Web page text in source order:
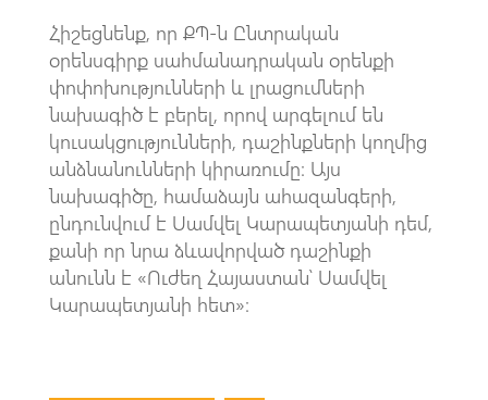
Հիշեցնենք, որ ՔՊ-ն Ընտրական
օրենսգիրք սահմանադրական օրենքի
փոփոխությունների և լրացումների
նախագիծ է բերել, որով արգելում են
կուսակցությունների, դաշինքների կողմից
անձնանունների կիրառումը։ Այս
նախագիծը, համաձայն ահազանգերի,
ընդունվում է Սամվել Կարապետյանի դեմ,
քանի որ նրա ձևավորված դաշինքի
անունն է «Ուժեղ Հայաստան՝ Սամվել
Կարապետյանի հետ»։